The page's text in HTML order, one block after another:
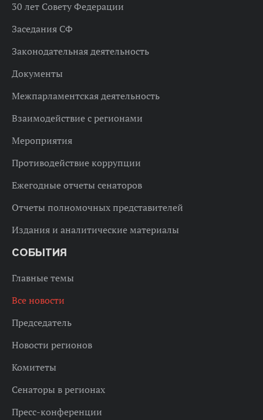
30 лет Совету Федерации
Заседания СФ
Законодательная деятельность
Документы
Межпарламентская деятельность
Взаимодействие с регионами
Мероприятия
Противодействие коррупции
Ежегодные отчеты сенаторов
Отчеты полномочных представителей
Издания и аналитические материалы
СОБЫТИЯ
Главные темы
Все новости
Председатель
Новости регионов
Комитеты
Сенаторы в регионах
Пресс-конференции